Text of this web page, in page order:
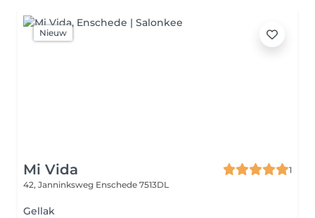
Nieuw
Mi Vida
1
42, Janninksweg Enschede 7513DL
Gellak